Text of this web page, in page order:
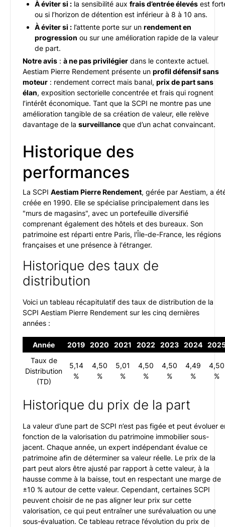
À éviter si : la sensibilité aux frais d’entrée élevés est
ou si l’horizon de détention est inférieur à 8 à 10 ans.
À éviter si : l’attente porte sur un rendement en
progression ou sur une amélioration rapide de la valeur
de part.
Notre avis : à ne pas privilégier dans le contexte actuel.
Aestiam Pierre Rendement présente un profil défensif sans
moteur : rendement correct mais banal, prix de part sans
élan, exposition sectorielle concentrée et frais qui rognent
l’intérêt économique. Tant que la SCPI ne montre pas une
amélioration tangible de sa création de valeur, elle relève
davantage de la surveillance que d’un achat convaincant.
Historique des
performances
La SCPI Aestiam Pierre Rendement, gérée par Aestiam, a
créée en 1990. Elle se spécialise principalement dans les
"murs de magasins", avec un portefeuille diversifié
comprenant également des hôtels et des bureaux. Son
patrimoine est réparti entre Paris, l'Île-de-France, les régions
françaises et une présence à l'étranger.
Historique des taux de
distribution
Voici un tableau récapitulatif des taux de distribution de la
SCPI Aestiam Pierre Rendement sur les cinq dernières
années :
Année 2019 2020 2021 2022 2023 2024
Taux de
Distribution
(TD)
5,14
%
4,50
%
5,01
%
4,50
%
4,50
%
4,49
%
4,50
%
Historique du prix de la part
La valeur d’une part de SCPI n’est pas figée et peut évoluer
fonction de la valorisation du patrimoine immobilier sous-
jacent. Chaque année, un expert indépendant évalue ce
patrimoine afin de déterminer sa valeur réelle. Le prix de la
part peut alors être ajusté par rapport à cette valeur, à la
hausse comme à la baisse, tout en respectant une marge de
±10 % autour de cette valeur. Cependant, certaines SCPI
peuvent choisir de ne pas aligner leur prix sur cette
valorisation, ce qui peut entraîner une surévaluation ou une
sous-évaluation. Ce tableau retrace l’évolution du prix de